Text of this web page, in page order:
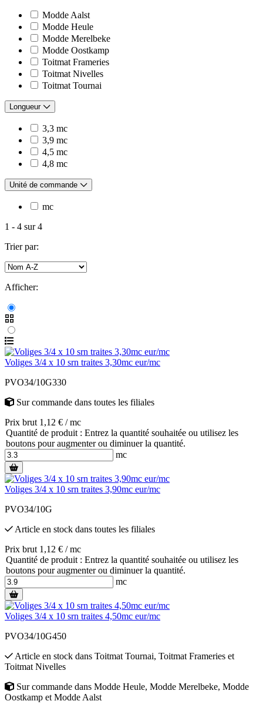
Modde Aalst
Modde Heule
Modde Merelbeke
Modde Oostkamp
Toitmat Frameries
Toitmat Nivelles
Toitmat Tournai
Longueur
3,3 mc
3,9 mc
4,5 mc
4,8 mc
Unité de commande
mc
1 - 4 sur4
Trier par:
Afficher:
Voliges 3/4 x 10 srn traites 3,30mc eur/mc
PVO34/10G330
Sur commande dans toutes les filiales
Prix brut 1,12 € / mc
Quantité de produit : Entrez la quantité souhaitée ou utilisez les
boutons pour augmenter ou diminuer la quantité.
mc
Voliges 3/4 x 10 srn traites 3,90mc eur/mc
PVO34/10G
Article en stock dans toutes les filiales
Prix brut 1,12 € / mc
Quantité de produit : Entrez la quantité souhaitée ou utilisez les
boutons pour augmenter ou diminuer la quantité.
mc
Voliges 3/4 x 10 srn traites 4,50mc eur/mc
PVO34/10G450
Article en stock dans Toitmat Tournai, Toitmat Frameries et
Toitmat Nivelles
Sur commande dans Modde Heule, Modde Merelbeke, Modde
Oostkamp et Modde Aalst